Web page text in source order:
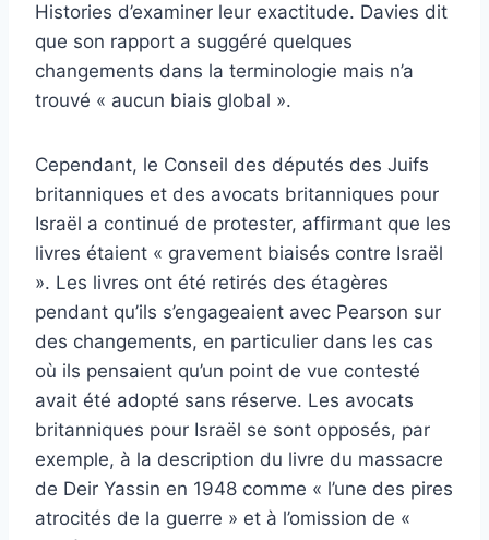
Histories d’examiner leur exactitude. Davies dit
que son rapport a suggéré quelques
changements dans la terminologie mais n’a
trouvé « aucun biais global ».
Cependant, le Conseil des députés des Juifs
britanniques et des avocats britanniques pour
Israël a continué de protester, affirmant que les
livres étaient « gravement biaisés contre Israël
». Les livres ont été retirés des étagères
pendant qu’ils s’engageaient avec Pearson sur
des changements, en particulier dans les cas
où ils pensaient qu’un point de vue contesté
avait été adopté sans réserve. Les avocats
britanniques pour Israël se sont opposés, par
exemple, à la description du livre du massacre
de Deir Yassin en 1948 comme « l’une des pires
atrocités de la guerre » et à l’omission de «